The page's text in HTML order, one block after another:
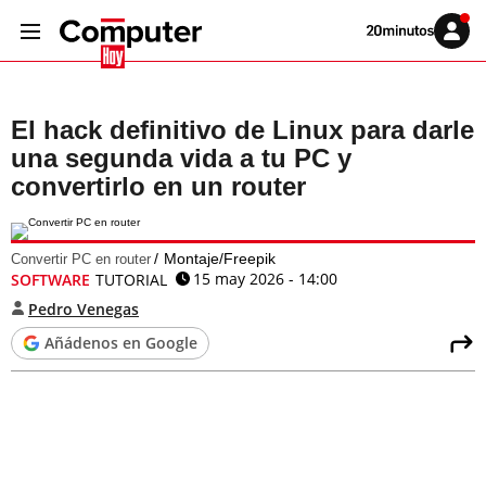
Volver
Iniciar
sesión
El hack definitivo de Linux para darle
una segunda vida a tu PC y
convertirlo en un router
Convertir PC en router Montaje/Freepik
SOFTWARE TUTORIAL
15 may 2026 - 14:00
Pedro Venegas
Añádenos en Google